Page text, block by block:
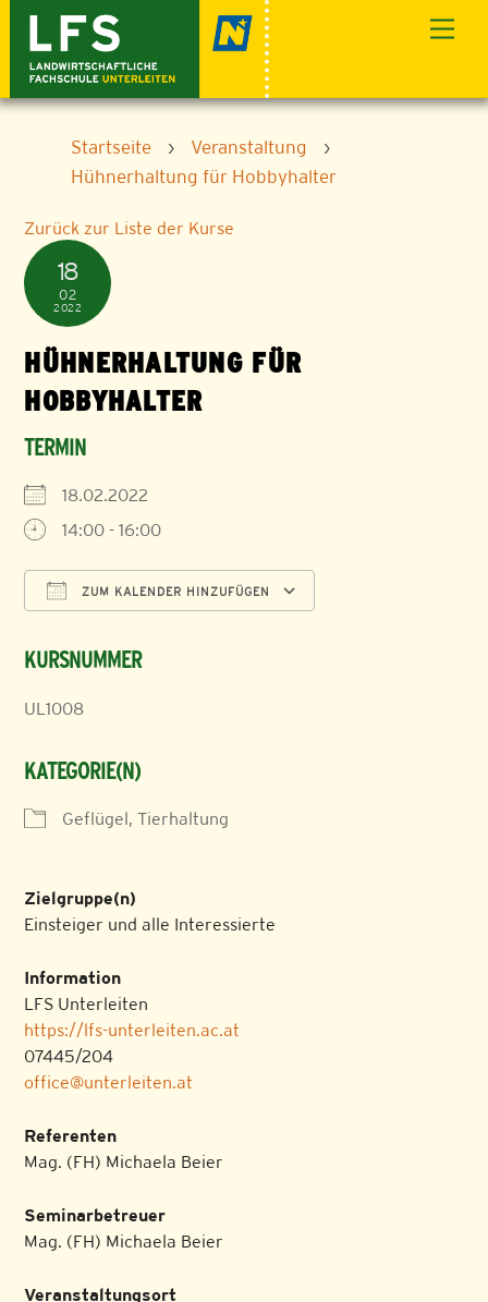
content
Startseite › Veranstaltung
›
Hühnerhaltung für Hobbyhalter
Zurück zur Liste der Kurse
18
02
2022
HÜHNERHALTUNG FÜR
HOBBYHALTER
TERMIN
18.02.2022
14:00 - 16:00
ZUM KALENDER HINZUFÜGEN
KURSNUMMER
UL1008
KATEGORIE(N)
Geflügel, Tierhaltung
Zielgruppe(n)
Einsteiger und alle Interessierte
Information
LFS Unterleiten
https://lfs-unterleiten.ac.at
07445/204
office@unterleiten.at
Referenten
Mag. (FH) Michaela Beier
Seminarbetreuer
Mag. (FH) Michaela Beier
Veranstaltungsort